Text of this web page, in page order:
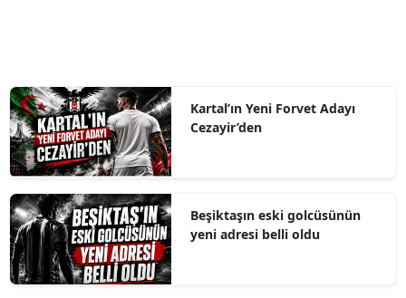
Kartal’ın Yeni Forvet Adayı
Cezayir’den
Beşiktaşın eski golcüsünün
yeni adresi belli oldu